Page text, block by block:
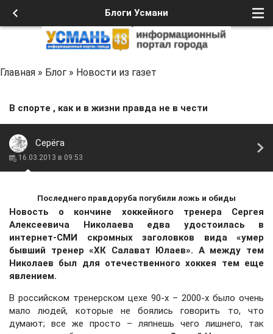
Блоги Усмани
Главная » Блог » Новости из газет
В спорте , как и в жизни правда не в чести
Серёга
16.03.2013 в 09:53
Последнего правдоруба погубили ложь и обиды
Новость о кончине хоккейного тренера Сергея
Алексеевича Николаева едва удостоилась в
интернет-СМИ скромных заголовков вида «умер
бывший тренер «ХК Салават Юлаев». А между тем
Николаев был для отечественного хоккея тем еще
явлением.
В российском тренерском цехе 90-х – 2000-х было очень
мало людей, которые не боялись говорить то, что
думают; все же просто – ляпнешь чего лишнего, так